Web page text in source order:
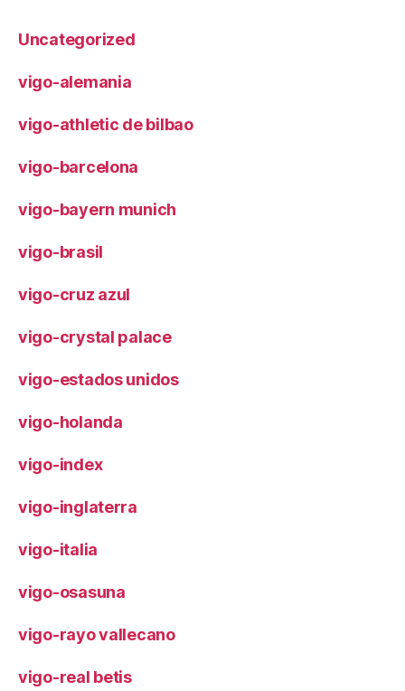
Uncategorized
vigo-alemania
vigo-athletic de bilbao
vigo-barcelona
vigo-bayern munich
vigo-brasil
vigo-cruz azul
vigo-crystal palace
vigo-estados unidos
vigo-holanda
vigo-index
vigo-inglaterra
vigo-italia
vigo-osasuna
vigo-rayo vallecano
vigo-real betis